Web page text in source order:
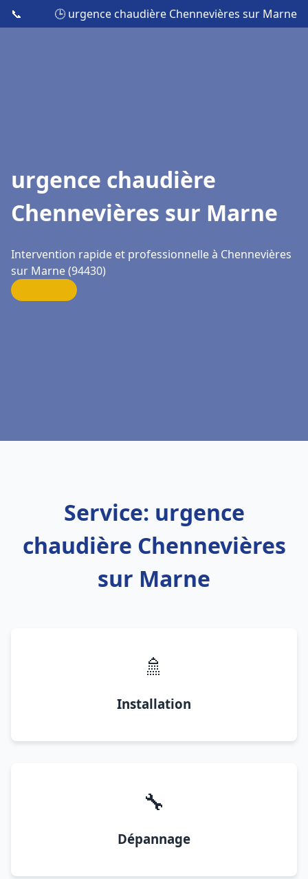
📞 🕒 urgence chaudière Chennevières sur Marne
urgence chaudière
Chennevières sur Marne
Intervention rapide et professionnelle à Chennevières
sur Marne (94430)
Service: urgence
chaudière Chennevières
sur Marne
🚿
Installation
🔧
Dépannage